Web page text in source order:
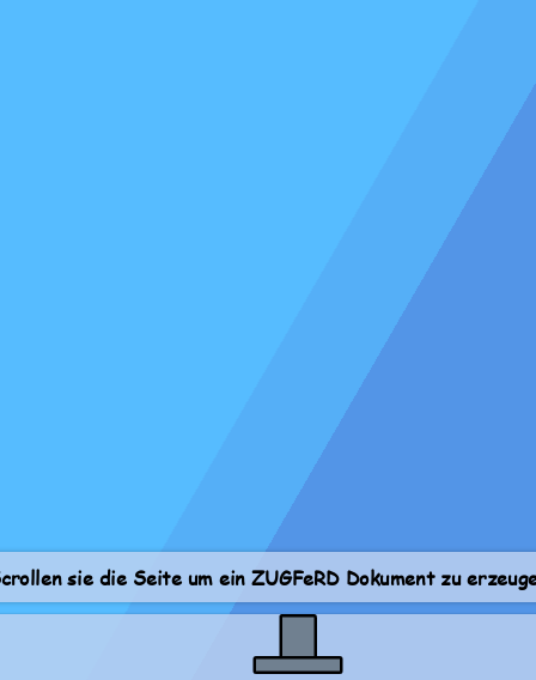
sie die Seite um ein ZUGFeRD Dokument zu